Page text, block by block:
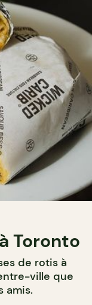
Toronto
de rotis à
ville que
amis.